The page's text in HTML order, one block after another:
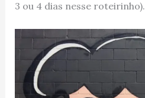
3 ou 4 dias nesse roteirinho).